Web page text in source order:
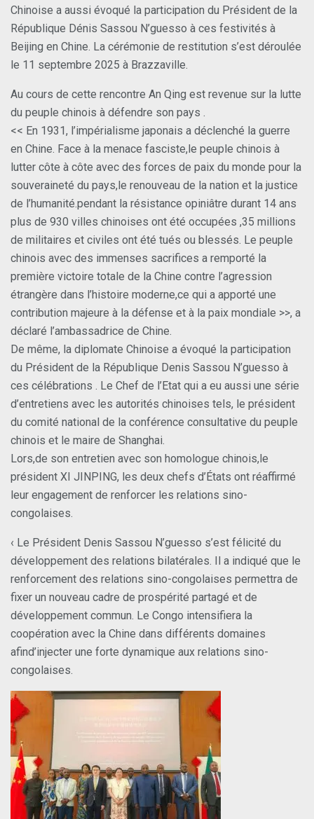
Chinoise a aussi évoqué la participation du Président de la
République Dénis Sassou N’guesso à ces festivités à
Beijing en Chine. La cérémonie de restitution s’est déroulée
le 11 septembre 2025 à Brazzaville.
Au cours de cette rencontre An Qing est revenue sur la lutte
du peuple chinois à défendre son pays .
<< En 1931, l’impérialisme japonais a déclenché la guerre
en Chine. Face à la menace fasciste,le peuple chinois à
lutter côte à côte avec des forces de paix du monde pour la
souveraineté du pays,le renouveau de la nation et la justice
de l’humanité.pendant la résistance opiniâtre durant 14 ans
plus de 930 villes chinoises ont été occupées ,35 millions
de militaires et civiles ont été tués ou blessés. Le peuple
chinois avec des immenses sacrifices a remporté la
première victoire totale de la Chine contre l’agression
étrangère dans l’histoire moderne,ce qui a apporté une
contribution majeure à la défense et à la paix mondiale >>, a
déclaré l’ambassadrice de Chine.
De même, la diplomate Chinoise a évoqué la participation
du Président de la République Denis Sassou N’guesso à
ces célébrations . Le Chef de l’Etat qui a eu aussi une série
d’entretiens avec les autorités chinoises tels, le président
du comité national de la conférence consultative du peuple
chinois et le maire de Shanghai.
Lors,de son entretien avec son homologue chinois,le
président XI JINPING, les deux chefs d’États ont réaffirmé
leur engagement de renforcer les relations sino-
congolaises.
‹ Le Président Denis Sassou N’guesso s’est félicité du
développement des relations bilatérales. Il a indiqué que le
renforcement des relations sino-congolaises permettra de
fixer un nouveau cadre de prospérité partagé et de
développement commun. Le Congo intensifiera la
coopération avec la Chine dans différents domaines
afind’injecter une forte dynamique aux relations sino-
congolaises.